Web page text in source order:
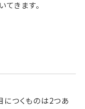
きます。
につくものは2つあ